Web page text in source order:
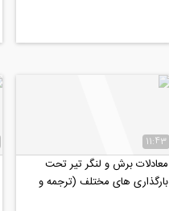
11:43
معادلات برش و لنگر تیر تحت
بارگذاری های مختلف (ترجمه و